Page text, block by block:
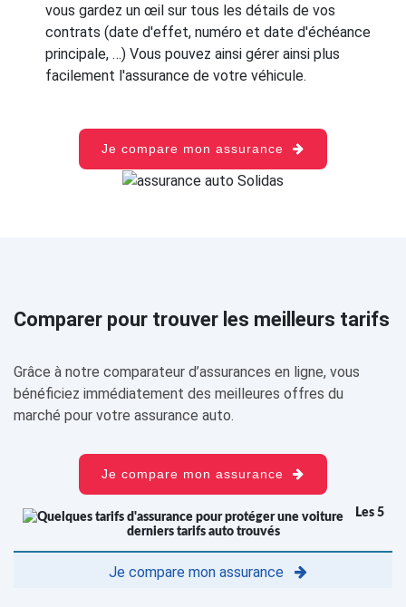
vous gardez un œil sur tous les détails de vos
contrats (date d'effet, numéro et date d'échéance
principale, …) Vous pouvez ainsi gérer ainsi plus
facilement l'assurance de votre véhicule.
Je compare mon assurance
Comparer pour trouver les meilleurs tarifs
Grâce à notre comparateur d’assurances en ligne, vous
bénéficiez immédiatement des meilleures offres du
marché pour votre assurance auto.
Je compare mon assurance
Les 5
derniers tarifs auto trouvés
Je compare mon assurance